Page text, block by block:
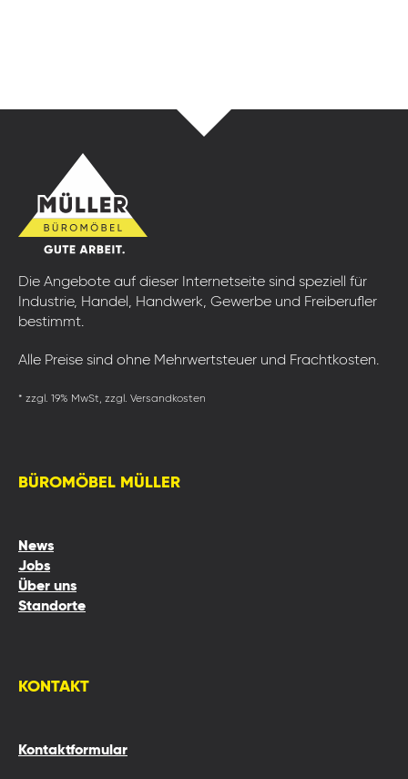
Die Angebote auf dieser Internetseite sind speziell für
Industrie, Handel, Handwerk, Gewerbe und Freiberufler
bestimmt.
Alle Preise sind ohne Mehrwertsteuer und Frachtkosten.
* zzgl. 19% MwSt, zzgl. Versandkosten
BÜROMÖBEL MÜLLER
News
Jobs
Über uns
Standorte
KONTAKT
Kontaktformular